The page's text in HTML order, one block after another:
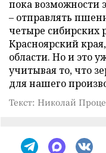
пока возможности
– отправлять
четыре сибирских
Красноярский
области. Но и это
учитывая то, что
для нашего
Текст: Николай